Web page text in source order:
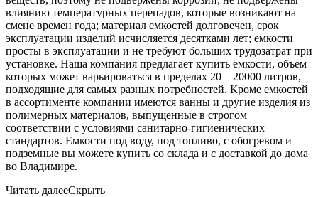
влиянию температурных перепадов, которые возникают на
смене времен года; материал емкостей долговечен, срок
эксплуатации изделий исчисляется десятками лет; емкости
просты в эксплуатации и не требуют больших трудозатрат при
установке. Наша компания предлагает купить емкости, объем
которых может варьироваться в пределах 20 – 20000 литров,
подходящие для самых разных потребностей. Кроме емкостей
в ассортименте компании имеются ванны и другие изделия из
полимерных материалов, выпущенные в строгом
соответствии с условиями санитарно-гигиенических
стандартов. Емкости под воду, под топливо, с обогревом и
подземные вы можете купить со склада и с доставкой до дома
во Владимире.
Читать далееСкрыть